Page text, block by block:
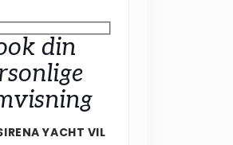
din
YACHT VIL